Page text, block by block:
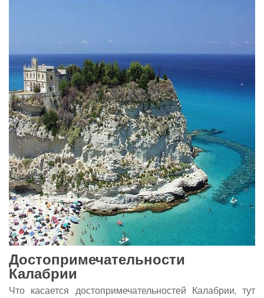
Достопримечательности
Калабрии
Что касается достопримечательностей Калабрии, тут